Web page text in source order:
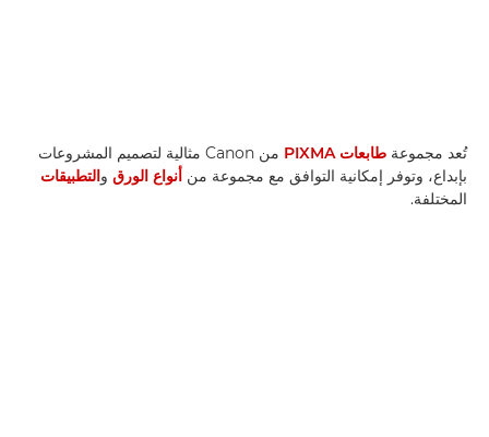
تُعد مجموعة طابعات PIXMA
من Canon مثالية لتصميم المشروعات
بإبداع، وتوفر إمكانية التوافق مع مجموعة من أنواع الورق والتطبيقات
المختلفة.